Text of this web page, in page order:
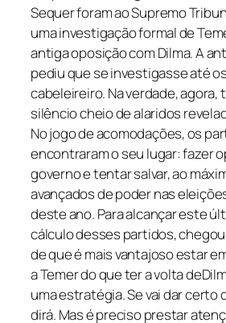
Sequer foram ao Supremo
uma investigação formal de
antiga oposição com Dilma. A
pediu que se investigasse até
cabeleireiro. Na verdade, agora,
silêncio cheio de alaridos
No jogo de acomodações, os
encontraram o seu lugar: fazer
governo e tentar salvar, ao
avançados de poder nas
deste ano. Para alcançar este
cálculo desses partidos,
de que é mais vantajoso estar
a Temer do que ter a volta
uma estratégia. Se vai dar certo
dirá. Mas é preciso prestar